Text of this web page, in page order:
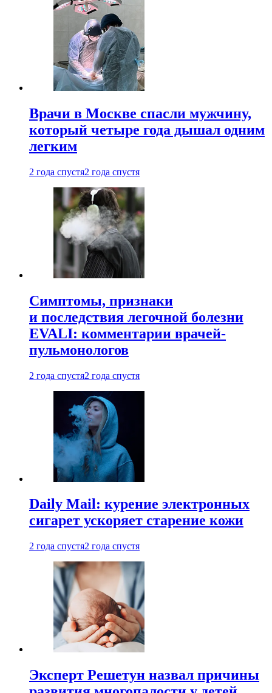
Врачи в Москве спасли мужчину,
который четыре года дышал одним
легким
2 года спустя2 года спустя
Симптомы, признаки
и последствия легочной болезни
EVALI: комментарии врачей-
пульмонологов
2 года спустя2 года спустя
Daily Mail: курение электронных
сигарет ускоряет старение кожи
2 года спустя2 года спустя
Эксперт Решетун назвал причины